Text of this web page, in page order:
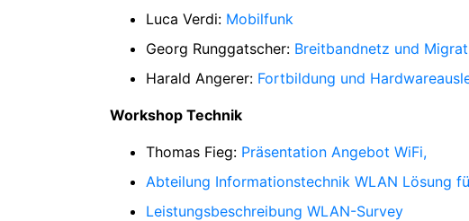
Luca Verdi: Mobilfunk
Georg Runggatscher: Breitbandnetz und
Harald Angerer: Fortbildung und
Workshop Technik
Thomas Fieg: Präsentation Angebot WiFi,
Abteilung Informationstechnik WLAN Lösung
Leistungsbeschreibung WLAN-Survey